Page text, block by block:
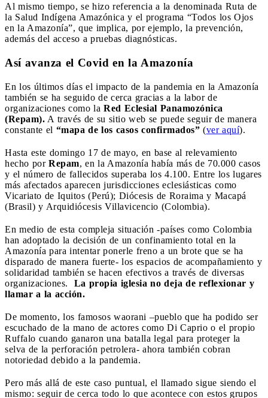
Al mismo tiempo, se hizo referencia a la denominada Ruta de
la Salud Indígena Amazónica y el programa “Todos los Ojos
en la Amazonía”, que implica, por ejemplo, la prevención,
además del acceso a pruebas diagnósticas.
Así avanza el Covid en la Amazonía
En los últimos días el impacto de la pandemia en la Amazonía
también se ha seguido de cerca gracias a la labor de
organizaciones como la Red Eclesial Panamozónica
(Repam). A través de su sitio web se puede seguir de manera
constante el “mapa de los casos confirmados” (ver aquí).
Hasta este domingo 17 de mayo, en base al relevamiento
hecho por Repam, en la Amazonía había más de 70.000 casos
y el número de fallecidos superaba los 4.100. Entre los lugares
más afectados aparecen jurisdicciones eclesiásticas como
Vicariato de Iquitos (Perú); Diócesis de Roraima y Macapá
(Brasil) y Arquidiócesis Villavicencio (Colombia).
En medio de esta compleja situación -países como Colombia
han adoptado la decisión de un confinamiento total en la
Amazonía para intentar ponerle freno a un brote que se ha
disparado de manera fuerte- los espacios de acompañamiento y
solidaridad también se hacen efectivos a través de diversas
organizaciones. La propia iglesia no deja de reflexionar y
llamar a la acción.
De momento, los famosos waorani –pueblo que ha podido ser
escuchado de la mano de actores como Di Caprio o el propio
Ruffalo cuando ganaron una batalla legal para proteger la
selva de la perforación petrolera- ahora también cobran
notoriedad debido a la pandemia.
Pero más allá de este caso puntual, el llamado sigue siendo el
mismo: seguir de cerca todo lo que acontece con estos grupos